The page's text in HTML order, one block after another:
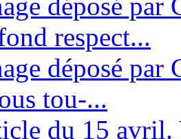
respect...
déposé par
tou-...
du 15 avril.